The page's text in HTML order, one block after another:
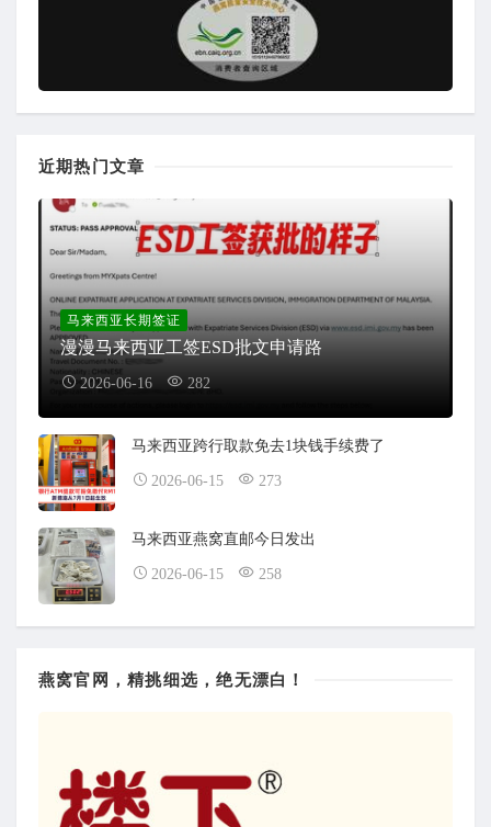
近期热门文章
马来西亚长期签证
漫漫马来西亚工签ESD批文申请路
2026-06-16 282
马来西亚跨行取款免去1块钱手续费了
2026-06-15 273
马来西亚燕窝直邮今日发出
2026-06-15 258
燕窝官网，精挑细选，绝无漂白！